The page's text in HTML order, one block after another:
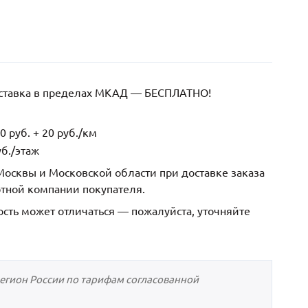
в пределах МКАД — БЕСПЛАТНО!
руб. + 20 руб./км
этаж
и Московской области при доставке заказа
компании покупателя.
может отличаться — пожалуйста, уточняйте
России по тарифам согласованной